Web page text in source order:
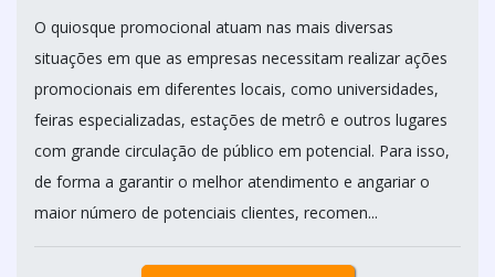
O quiosque promocional atuam nas mais diversas
situações em que as empresas necessitam realizar ações
promocionais em diferentes locais, como universidades,
feiras especializadas, estações de metrô e outros lugares
com grande circulação de público em potencial. Para isso,
de forma a garantir o melhor atendimento e angariar o
maior número de potenciais clientes, recomen...